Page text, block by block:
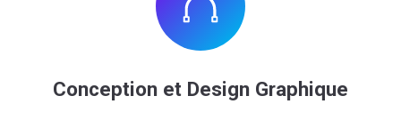
Conception et Design Graphique